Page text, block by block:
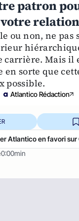
patron
ou non, ne pas
carrière. Mais il
en sorte que
possible.
Atlantico Rédaction
0:00min
Atlantico en favori sur